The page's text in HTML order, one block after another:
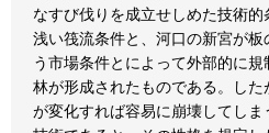
なすび伐りを成立せしめた技術的
浅い筏流条件と、河口の新宮が
う市場条件とによって外部的に
林が形成されたものである。し
が変化すれば容易に崩壊してし